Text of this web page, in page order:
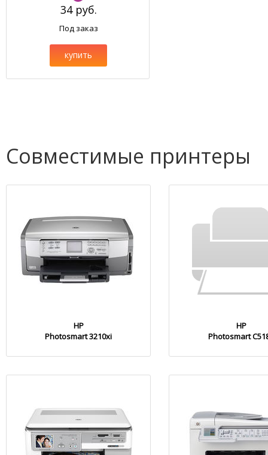
34 руб.
Под заказ
купить
Совместимые принтеры
HP
Photosmart 3210xi
HP
Photosmart